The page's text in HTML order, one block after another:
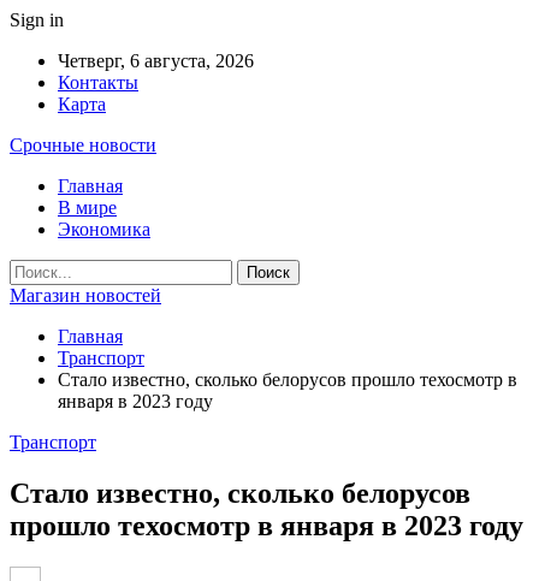
Sign in
Четверг, 6 августа, 2026
Контакты
Карта
Срочные новости
Главная
В мире
Экономика
Магазин новостей
Главная
Транспорт
Стало известно, сколько белорусов прошло техосмотр в
января в 2023 году
Транспорт
Стало известно, сколько белорусов
прошло техосмотр в января в 2023 году